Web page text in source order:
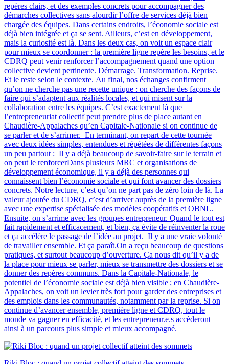
repères clairs, et des exemples concrets pour accompagner des
démarches collectives sans alourdir l’offre de services déjà bien
chargée des équipes. Dans certains endroits, l’économie sociale est
déjà bien intégrée et ça se sent. Ailleurs, c’est en développement,
mais la curiosité est là. Dans les deux cas, on voit un espace clair
pour mieux se coordonner : la première ligne repère les besoins, et le
CDRQ peut venir renforcer l’accompagnement quand une option
collective devient pertinente. Démarrage. Transformation. Reprise.
Et le reste selon le contexte. Au final, nos échanges confirment
qu’on ne cherche pas une recette unique : on cherche des façons de
faire qui s’adaptent aux réalités locales, et qui misent sur la
collaboration entre les équipes. C’est exactement là que
l’entrepreneuriat collectif peut prendre plus de place autant en
Chaudière-Appalaches qu’en Capitale-Nationale si on continue de
se parler et de s’arrimer. En terminant, on repart de cette tournée
avec deux idées simples, entendues et répétées de différentes façons
un peu partout : Il y a déjà beaucoup de savoir-faire sur le terrain et
on peut le renforcerDans plusieurs MRC et organisations de
développement économique, il y a déjà des personnes qui
connaissent bien l’économie sociale et qui font avancer des dossiers
concrets. Notre lecture, c’est qu’on ne part pas de zéro loin de là. La
valeur ajoutée du CDRQ, c’est d’arriver auprès de la première ligne
avec une expertise spécialisée des modèles coopératifs et OBNL.
Ensuite, on s’arrime avec les groupes entrepreneur. Quand le tout est
fait rapidement et efficacement, et bien, ça évite de réinventer la roue
et ça accélère le passage de l’idée au projet. Il y a une vraie volonté
de travailler ensemble. Et ça paraît.On a reçu beaucoup de questions
pratiques, et surtout beaucoup d’ouverture. Ça nous dit qu’il y a de
la place pour mieux se parler, mieux se transmettre des dossiers et se
donner des repères communs. Dans la Capitale-Nationale, le
potentiel de l’économie sociale est déjà bien visible ; en Chaudière-
Appalaches, on voit un levier très fort pour garder des entreprises et
des emplois dans les communautés, notamment par la reprise. Si on
continue d’avancer ensemble, première ligne et CDRQ, tout le
monde va gagner en efficacité, et les entrepreneur.e.s accèderont
ainsi à un parcours plus simple et mieux accompagné.